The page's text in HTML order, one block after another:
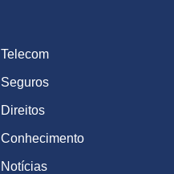
Telecom
Seguros
Direitos
Conhecimento
Notícias